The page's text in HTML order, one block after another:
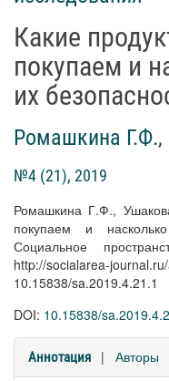
Какие
покупаем и
их
Ромашкина Г.Ф.,
№4 (21), 2019
Ромашкина Г.Ф.,
покупаем и
Социальное
http://socialarea-
10.15838/sa.2019.4.21.1
DOI: 10.15838/
Аннотация | Авторы